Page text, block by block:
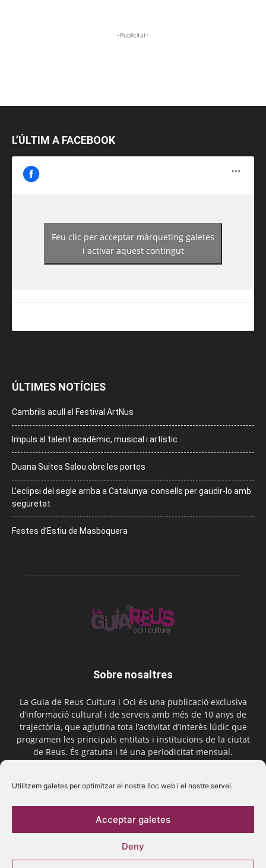
Utilitzem galetes per optimitzar el nostre lloc web i el nostre servei.
Acceptar galetes
Deny
-Publicitat-
L’ÚLTIM A FACEBOOK
https://www.facebook.com/guiadereus/
Feu clic per acceptar màrqueting galetes
i activar aquest contingut
ÚLTIMES NOTÍCIES
Cambrils acull el Festival ArtNus
Impuls al talent acadèmic, musical i artístic
Duana Suites Salou obre les portes
L’eclipsi del segle arriba a Catalunya: consells per gaudir-lo amb
seguretat
Festes d’Estiu de Masboquera
Sobre nosaltres
La Guia de Reus Cultura i Oci és una publicació exclusiva
d’informació cultural i de serveis amb més de 10 anys de
trajectòria, que aglutina tota l’activitat d’interès lúdic que
programen les principals entitats i institucions de la ciutat
de Reus. És gratuïta i té una periodicitat mensual.
Segueix-nos